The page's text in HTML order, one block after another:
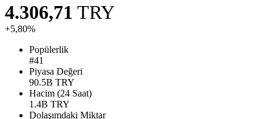
4.306,71 TRY
+5,80%
Popülerlik
#41
Piyasa Değeri
90.5B TRY
Hacim (24 Saat)
1.4B TRY
Dolaşımdaki Miktar